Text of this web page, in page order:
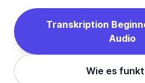
Transkription
Audio
Wie es